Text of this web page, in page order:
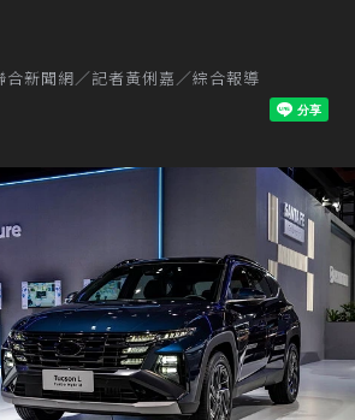
合新聞網／記者黃俐嘉／綜合報導